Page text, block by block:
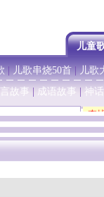
儿童
|儿歌串烧50首|儿歌
故事 成语故事 神